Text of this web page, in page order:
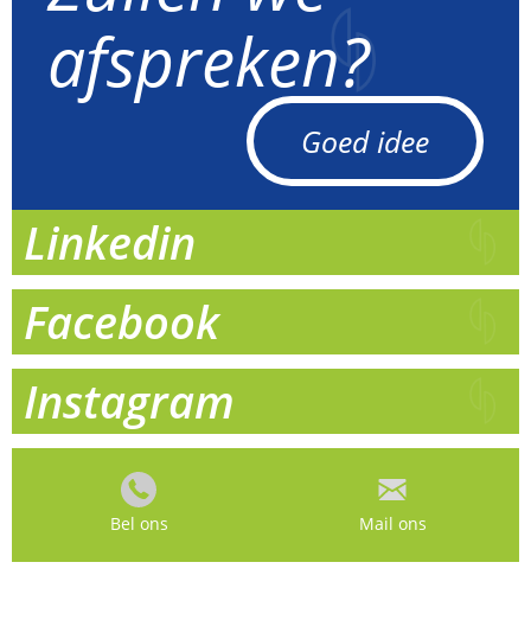
afspreken?
Goed idee
Linkedin
Facebook
Instagram
Bel ons Mail ons